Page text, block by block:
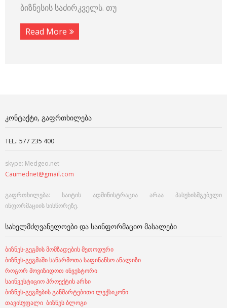
ბიზნესის საძირკველს. თუ
Read More
ᲙᲝᲜᲢᲐᲥᲢᲘ, ᲒᲐᲤᲠᲗᲮᲘᲚᲔᲑᲐ
TEL.: 577 235 400
skype: Medgeo.net
Caumednet@gmail.com
გაფრთხილება: საიტის ადმინისტრაცია არაა პასუხისმგებელი
ინფორმაციის სისწორეზე.
ᲡᲐᲮᲔᲚᲛᲫᲦᲕᲐᲜᲔᲚᲝᲔᲑᲘ ᲓᲐ ᲡᲐᲘᲜᲤᲝᲠᲛᲐᲪᲘᲝ ᲛᲐᲡᲐᲚᲔᲑᲘ
ბიზნეს-გეგმის მომზადების მეთოდური
ბიზნეს-გეგმაში საწარმოთა საფინანსო ანალიზი
როგორ მოვიზიდოთ ინვესტორი
საინვესტიციო პროექტის არსი
ბიზნეს-გეგმების განმარტებითი ლექსიკონი
თავისუფალი ბიზნეს ბლოგი